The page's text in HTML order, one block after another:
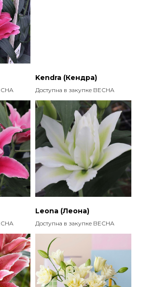
Kendra (Кендра)
Доступна в закупке ВЕСНА
Leona (Леона)
Доступна в закупке ВЕСНА